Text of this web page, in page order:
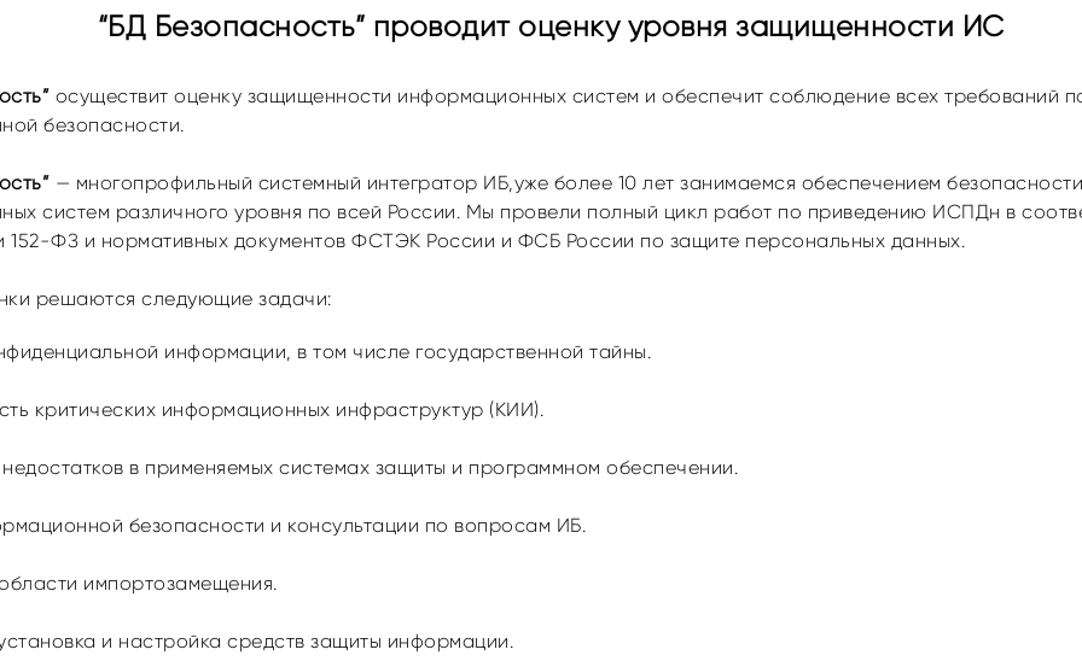
“БД Безопасность” проводит оценку уровня защищенности ИС
осуществит оценку защищенности информационных систем и обеспечит соблюдение всех требований
безопасности.
— многопрофильный системный интегратор ИБ,уже более 10 лет занимаемся обеспечением
систем различного уровня по всей России. Мы провели полный цикл работ по приведению ИСПДн в
152-ФЗ и нормативных документов ФСТЭК России и ФСБ России по защите персональных данных.
решаются следующие задачи:
информации, в том числе государственной тайны.
критических информационных инфраструктур (КИИ).
в применяемых системах защиты и программном обеспечении.
безопасности и консультации по вопросам ИБ.
импортозамещения.
и настройка средств защиты информации.